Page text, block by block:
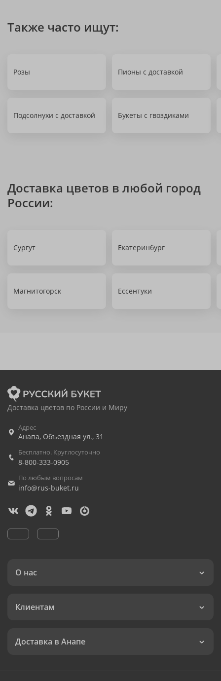
Также часто ищут:
Розы Пионы с доставкой
Подсолнухи с доставкой Букеты с гвоздиками
Доставка цветов в любой город
России:
Сургут Екатеринбург
Магнитогорск Ессентуки
Доставка цветов по России и Миру
Адрес
Анапа, Объездная ул., 31
Бесплатно. Круглосуточно
8-800-333-0905
По любым вопросам
info@rus-buket.ru
О нас
Клиентам
Доставка в Анапе